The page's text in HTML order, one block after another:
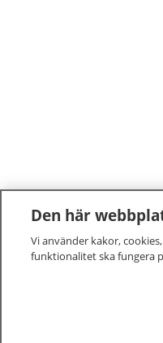
Den här
Vi använder kakor,
funktionalitet ska fungera